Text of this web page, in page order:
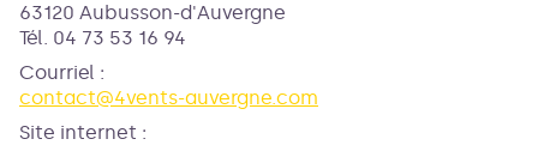
63120 Aubusson-d'Auvergne
Tél. 04 73 53 16 94
Courriel :
contact@4vents-auvergne.com
Site internet :